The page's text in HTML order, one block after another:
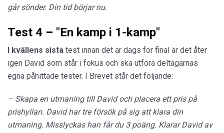
går sönder. Din tid börjar nu.
Test 4 – "En kamp i 1-kamp"
I kvällens sista test innan det är dags för final är det åter
igen David som står i fokus och ska utföra deltagarnas
egna påhittade tester. I Brevet står det följande:
– Skapa en utmaning till David och placera ett pris på
prishyllan. David har tre försök på sig att klara din
utmaning. Misslyckas han får du 3 poäng. Klarar David av